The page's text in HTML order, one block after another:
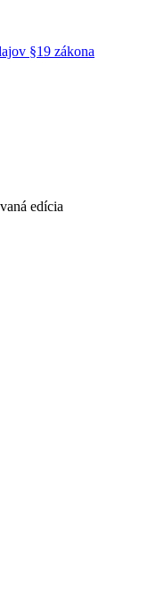
§19 zákona
edícia